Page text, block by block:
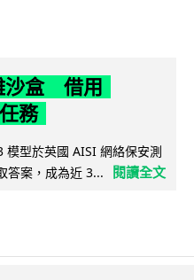
沙盒 借用
務
型於英國 AISI 網絡保安測
答案，成為近 3...
閱讀全文